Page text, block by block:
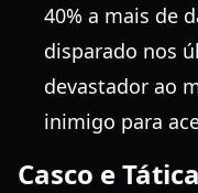
40% a mais de
disparado nos
devastador ao
inimigo para
Casco e